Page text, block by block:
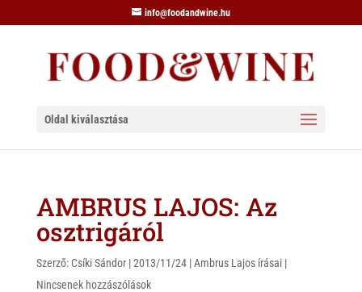
info@foodandwine.hu
Oldal kiválasztása
AMBRUS LAJOS: Az
osztrigáról
Szerző: Csíki Sándor|2013/11/24|Ambrus Lajos írásai|
Nincsenek hozzászólások